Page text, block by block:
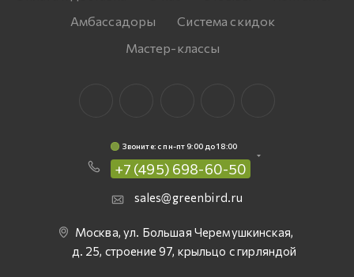
Амбассадоры
Система скидок
Мастер-классы
Звоните: c пн-пт 9:00 до 18:00
+7 (495) 698-60-50
sales@greenbird.ru
Москва, ул. Большая Черемушкинская,
д. 25, строение 97, крыльцо с гирляндой